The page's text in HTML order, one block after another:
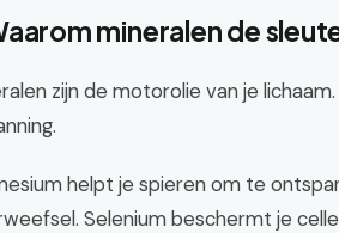
mineralen de
zijn de motorolie van je
helpt je spieren om te
Selenium beschermt je